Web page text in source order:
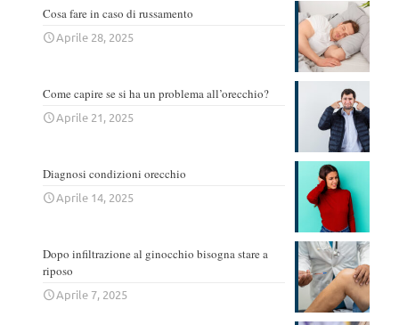
Cosa fare in caso di russamento
Aprile 28, 2025
Come capire se si ha un problema all’orecchio?
Aprile 21, 2025
Diagnosi condizioni orecchio
Aprile 14, 2025
Dopo infiltrazione al ginocchio bisogna stare a
riposo
Aprile 7, 2025